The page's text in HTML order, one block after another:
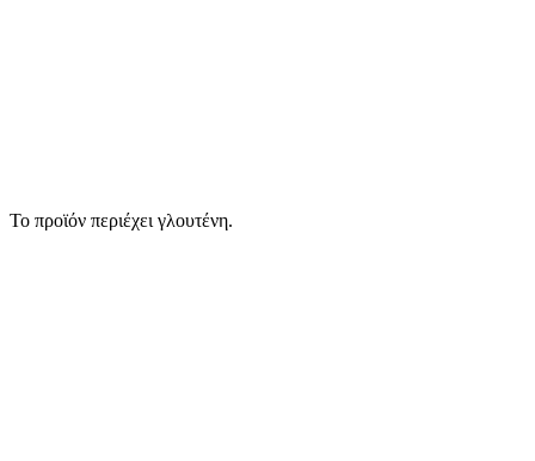
Το προϊόν περιέχει γλουτένη.